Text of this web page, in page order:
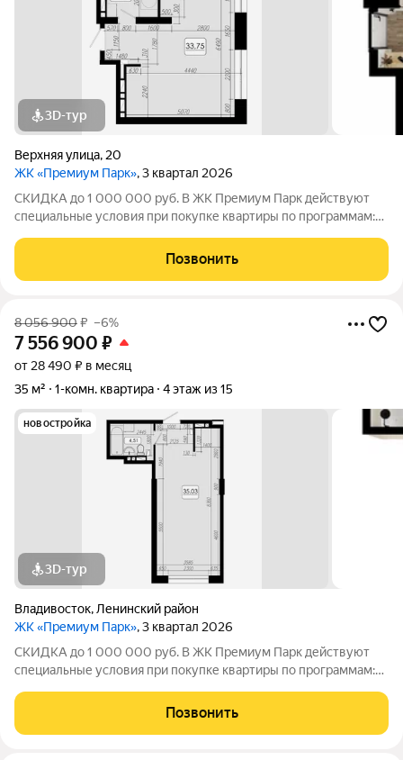
3D-тур
Верхняя улица, 20
ЖК «Премиум Парк», 3 квартал 2026
СКИДКА до 1 000 000 руб. В ЖК Премиум Парк действуют
специальные условия при покупке квартиры по программам:
покупке квартиры за счёт собственных средств при 100%
оплате. Размер скидки: 1 000 000
Позвонить
8 056 900₽ –6%
7 556 900 ₽
от 28 490 ₽ в месяц
35 м²
1-комн. квартира 4 этаж из 15
новостройка
3D-тур
Владивосток, Ленинский район
ЖК «Премиум Парк», 3 квартал 2026
СКИДКА до 1 000 000 руб. В ЖК Премиум Парк действуют
специальные условия при покупке квартиры по программам:
покупке квартиры за счёт собственных средств при 100%
оплате. Размер скидки: 1 000 000
Позвонить